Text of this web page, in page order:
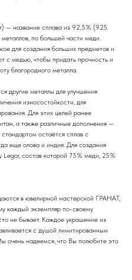
— название сплава из 92,5% (925
по большей части меди.
для создания больших предметов и
с медью, чтобы придать прочность и
благородного металла.
другие металлы для улучшения
износостойкости, для
Для этих целей ранее
а также различные дополнения —
остаётся сплав с
еще олова и индия. Для создания
Legor, состав которой 75% меди, 25%
в ювелирной мастерской ГРАНАТ,
каждый экземпляр по-своему
не бывает. Каждое украшение из
с душой лимитированным
очень надеемся, что Вы полюбите это